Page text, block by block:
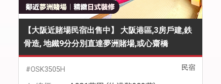
【大阪近賭場民宿出售中】 大阪港區,3房戶建,鉄
骨造, 地鐵9分分別直達夢洲賭場,或心齋橋
民宿
#OSK3505H